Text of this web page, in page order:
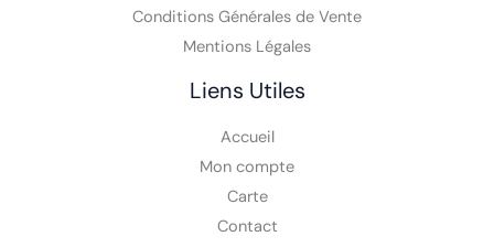
Conditions Générales de Vente
Mentions Légales
Liens Utiles
Accueil
Mon compte
Carte
Contact